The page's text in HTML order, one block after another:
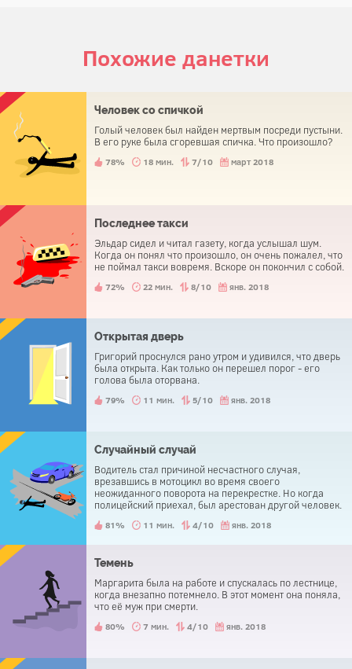
Похожие данетки
Человек со спичкой
Голый человек был найден мертвым посреди пустыни.
В его руке была сгоревшая спичка. Что произошло?
78% 18 мин. 7/10 март 2018
Последнее такси
Эльдар сидел и читал газету, когда услышал шум.
Когда он понял что произошло, он очень пожалел, что
не поймал такси вовремя. Вскоре он покончил с собой.
72% 22 мин. 8/10 янв. 2018
Открытая дверь
Григорий проснулся рано утром и удивился, что дверь
была открыта. Как только он перешел порог - его
голова была оторвана.
79% 11 мин. 5/10 янв. 2018
Случайный случай
Водитель стал причиной несчастного случая,
врезавшись в мотоцикл во время своего
неожиданного поворота на перекрестке. Но когда
полицейский приехал, был арестован другой человек.
81% 11 мин. 4/10 янв. 2018
Темень
Маргарита была на работе и спускалась по лестнице,
когда внезапно потемнело. В этот момент она поняла,
что её муж при смерти.
80% 7 мин. 4/10 янв. 2018